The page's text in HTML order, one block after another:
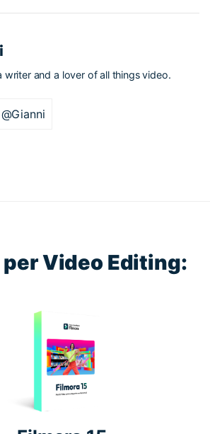
writer and a lover of all things video.
Video Editing: